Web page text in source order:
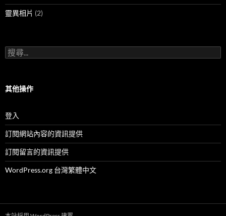
靈異相片 (2)
搜
尋
字:
其他操作
登入
訂閱網站內容的資訊提供
訂閱留言的資訊提供
WordPress.org 台灣繁體中文